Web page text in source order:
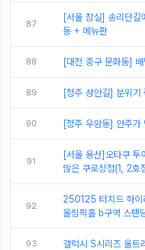
87
[서울 잠실] 송리단길
동 + 메뉴판
88 [대전 중구 문화동]
89 [청주 성안길] 분위기
90 [청주 우암동] 안주가
91
[서울 용산]오타쿠 투
많은 쿠로상점(1, 2호
92
250125 터치드 하이
올림픽홀 b구역 스탠
93 갤럭시 S시리즈 울트